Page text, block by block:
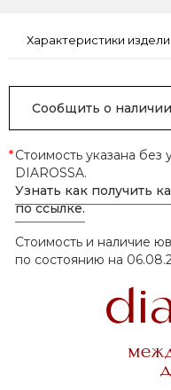
Характеристики
Сообщить о наличии
*Стоимость указана без
DIAROSSA.
Узнать как получить
по ссылке.
Стоимость и наличие
по состоянию на